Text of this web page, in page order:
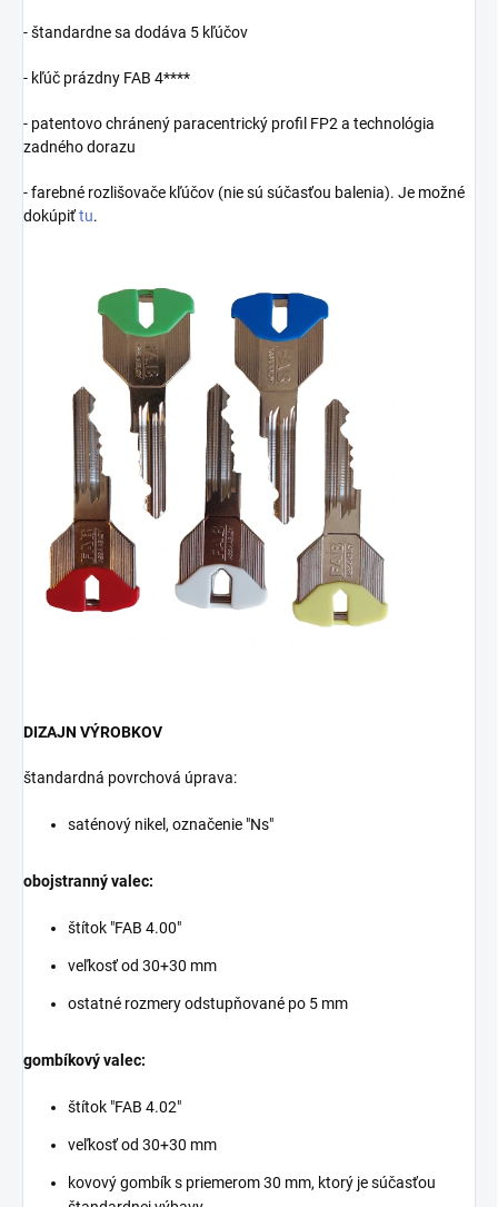
- štandardne sa dodáva 5 kľúčov
- kľúč prázdny FAB 4****
- patentovo chránený paracentrický profil FP2 a technológia
zadného dorazu
- farebné rozlišovače kľúčov (nie sú súčasťou balenia). Je možné
dokúpiťtu.
DIZAJN VÝROBKOV
štandardná povrchová úprava:
saténový nikel, označenie "Ns"
obojstranný valec:
štítok "FAB 4.00"
veľkosť od 30+30 mm
ostatné rozmery odstupňované po 5 mm
gombíkový valec:
štítok "FAB 4.02"
veľkosť od 30+30 mm
kovový gombík s priemerom 30 mm, ktorý je súčasťou